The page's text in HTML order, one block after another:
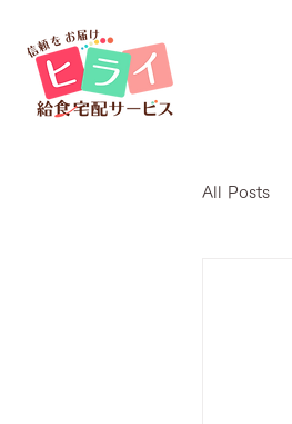
All Posts